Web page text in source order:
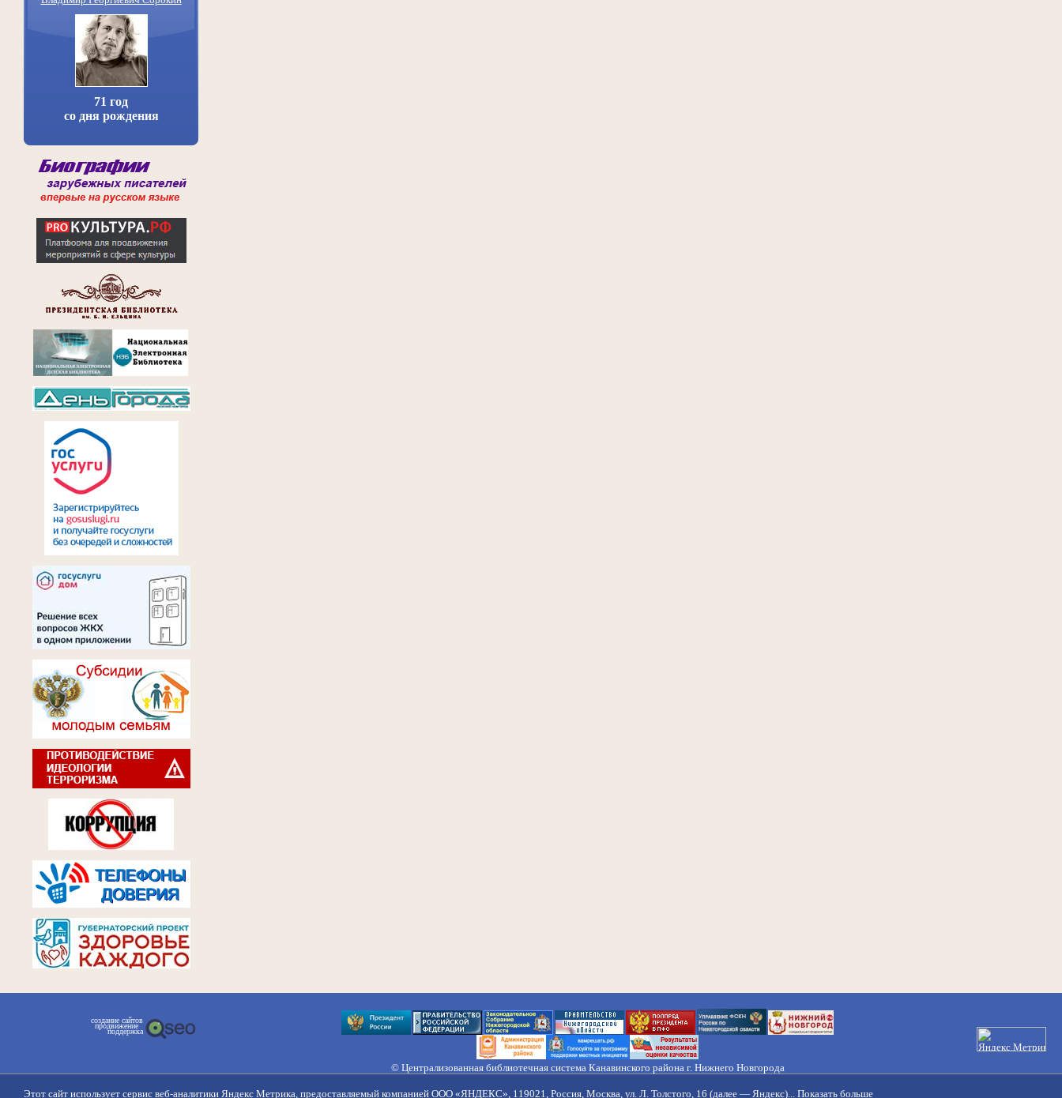
71 год
со дня рождения
создание сайтов
продвижение
поддержка
© Централизованная библиотечная система Канавинского района г. Нижнего Новгорода
Правила обработки персональных данных
Этот сайт использует сервис веб-аналитики Яндекс Метрика, предоставляемый компанией ООО «ЯНДЕКС», 119021, Россия, Москва, ул. Л. Толстого, 16 (далее — Яндекс)... Показать больше